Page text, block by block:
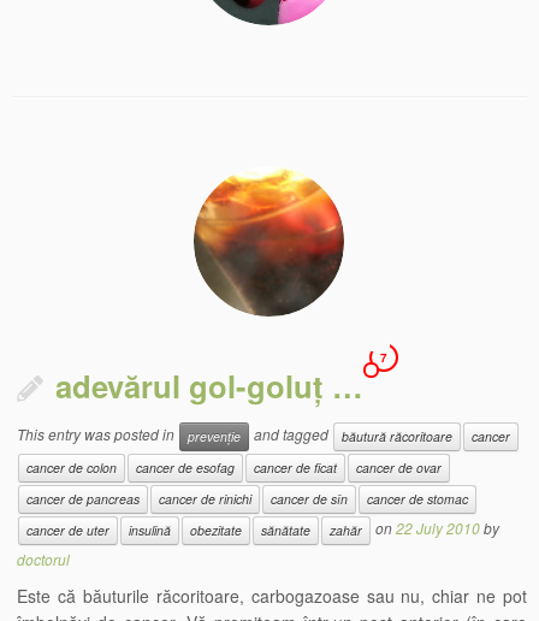
adevărul gol-goluț …
7
This entry was posted in prevenție and tagged băutură răcoritoare
cancer
cancer de colon
cancer de esofag cancer de ficat
cancer de ovar
cancer de pancreas
cancer de rinichi cancer de sîn
cancer de stomac
cancer de uter
insulină obezitate sănătate zahăr on22 July 2010by
doctorul
Este că băuturile răcoritoare, carbogazoase sau nu, chiar ne pot